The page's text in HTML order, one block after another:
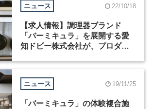
ニュース 22/10/18
【求人情報】調理器ブランド
「バーミキュラ」を展開する愛
知ドビー株式会社が、プロダク
ニュース 19/11/25
「バーミキュラ」の体験複合施